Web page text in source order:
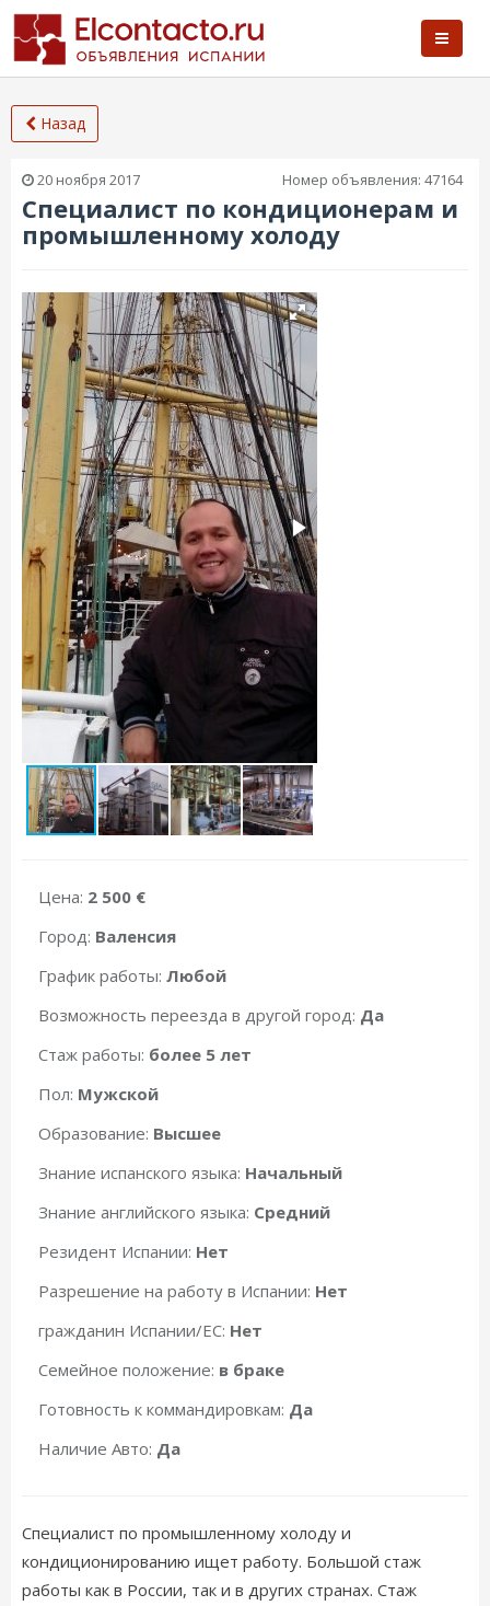
Назад
20 ноября 2017 Номер объявления: 47164
Специалист по кондиционерам и
промышленному холоду
Цена: 2 500 €
Город: Валенсия
График работы: Любой
Возможность переезда в другой город: Да
Стаж работы: более 5 лет
Пол: Мужской
Образование: Высшее
Знание испанского языка: Начальный
Знание английского языка: Средний
Резидент Испании: Нет
Разрешение на работу в Испании: Нет
гражданин Испании/ЕС: Нет
Семейное положение: в браке
Готовность к коммандировкам: Да
Наличие Авто: Да
Специалист по промышленному холоду и
кондиционированию ищет работу. Большой стаж
работы как в России, так и в других странах. Стаж